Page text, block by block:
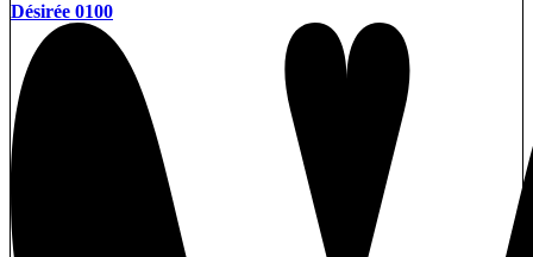
Désirée 0100